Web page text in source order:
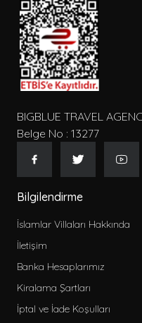
BIGBLUE TRAVEL
Belge No : 13277
Bilgilendirme
İslamlar Villaları Hakkında
İletişim
Banka Hesaplarımız
Kiralama Şartları
İptal ve İade Koşulları